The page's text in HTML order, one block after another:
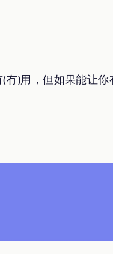
)用，但如果能让